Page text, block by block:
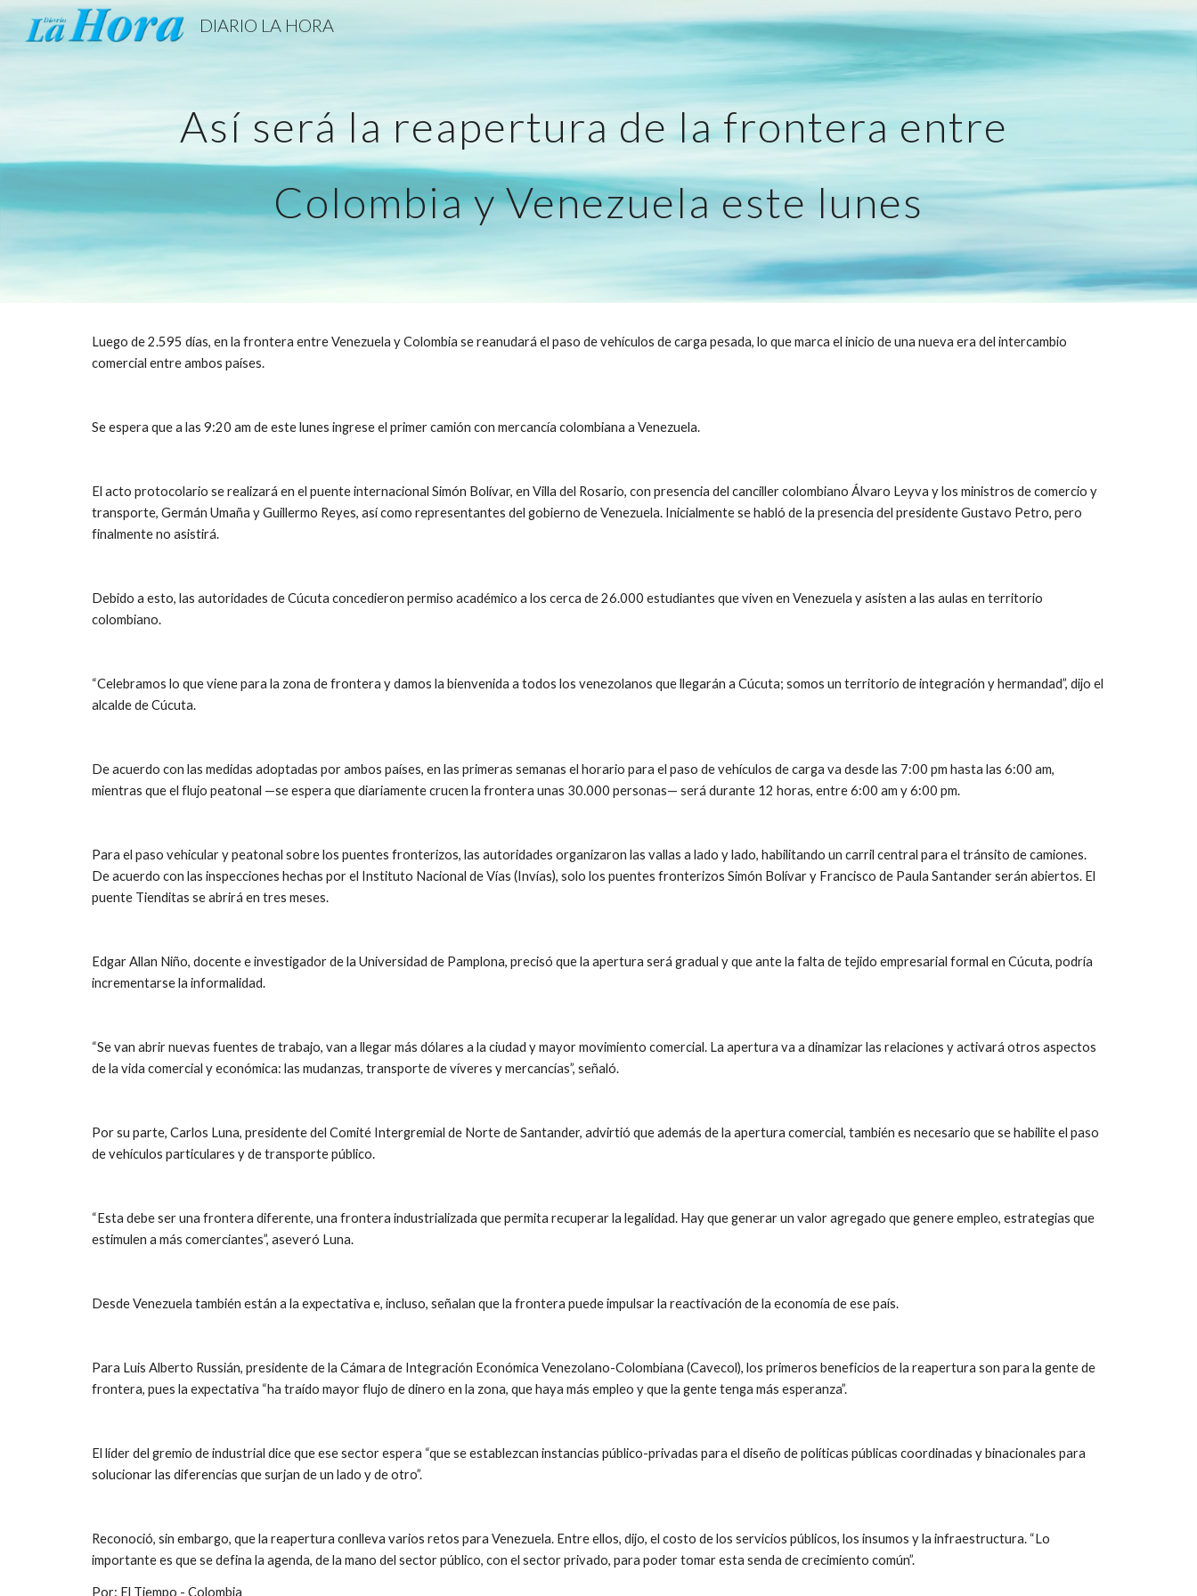
Skip to main content
DIARIO LA HORA
Así será la reapertura de la frontera entre
Colombia y Venezuela este lunes
Luego de 2.595 días, en la frontera entre Venezuela y Colombia se reanudará el paso de vehículos de carga pesada, lo que marca el inicio de una nueva era del intercambio
comercial entre ambos países.
Se espera que a las 9:20 am de este lunes ingrese el primer camión con mercancía colombiana a Venezuela.
El acto protocolario se realizará en el puente internacional Simón Bolívar, en Villa del Rosario, con presencia del canciller colombiano Álvaro Leyva y los ministros de comercio y
transporte, Germán Umaña y Guillermo Reyes, así como representantes del gobierno de Venezuela. Inicialmente se habló de la presencia del presidente Gustavo Petro, pero
finalmente no asistirá.
Debido a esto, las autoridades de Cúcuta concedieron permiso académico a los cerca de 26.000 estudiantes que viven en Venezuela y asisten a las aulas en territorio
colombiano.
“Celebramos lo que viene para la zona de frontera y damos la bienvenida a todos los venezolanos que llegarán a Cúcuta; somos un territorio de integración y hermandad”, dijo el
alcalde de Cúcuta.
De acuerdo con las medidas adoptadas por ambos países, en las primeras semanas el horario para el paso de vehículos de carga va desde las 7:00 pm hasta las 6:00 am,
mientras que el flujo peatonal —se espera que diariamente crucen la frontera unas 30.000 personas— será durante 12 horas, entre 6:00 am y 6:00 pm.
Para el paso vehicular y peatonal sobre los puentes fronterizos, las autoridades organizaron las vallas a lado y lado, habilitando un carril central para el tránsito de camiones.
De acuerdo con las inspecciones hechas por el Instituto Nacional de Vías (Invías), solo los puentes fronterizos Simón Bolívar y Francisco de Paula Santander serán abiertos. El
puente Tienditas se abrirá en tres meses.
Edgar Allan Niño, docente e investigador de la Universidad de Pamplona, precisó que la apertura será gradual y que ante la falta de tejido empresarial formal en Cúcuta, podría
incrementarse la informalidad.
“Se van abrir nuevas fuentes de trabajo, van a llegar más dólares a la ciudad y mayor movimiento comercial. La apertura va a dinamizar las relaciones y activará otros aspectos
de la vida comercial y económica: las mudanzas, transporte de víveres y mercancías”, señaló.
Por su parte, Carlos Luna, presidente del Comité Intergremial de Norte de Santander, advirtió que además de la apertura comercial, también es necesario que se habilite el paso
de vehículos particulares y de transporte público.
“Esta debe ser una frontera diferente, una frontera industrializada que permita recuperar la legalidad. Hay que generar un valor agregado que genere empleo, estrategias que
estimulen a más comerciantes”, aseveró Luna.
Desde Venezuela también están a la expectativa e, incluso, señalan que la frontera puede impulsar la reactivación de la economía de ese país.
Para Luis Alberto Russián, presidente de la Cámara de Integración Económica Venezolano-Colombiana (Cavecol), los primeros beneficios de la reapertura son para la gente de
frontera, pues la expectativa “ha traído mayor flujo de dinero en la zona, que haya más empleo y que la gente tenga más esperanza”.
El líder del gremio de industrial dice que ese sector espera “que se establezcan instancias público-privadas para el diseño de políticas públicas coordinadas y binacionales para
solucionar las diferencias que surjan de un lado y de otro”.
Reconoció, sin embargo, que la reapertura conlleva varios retos para Venezuela. Entre ellos, dijo, el costo de los servicios públicos, los insumos y la infraestructura. “Lo
importante es que se defina la agenda, de la mano del sector público, con el sector privado, para poder tomar esta senda de crecimiento común”.
Por: El Tiempo - Colombia